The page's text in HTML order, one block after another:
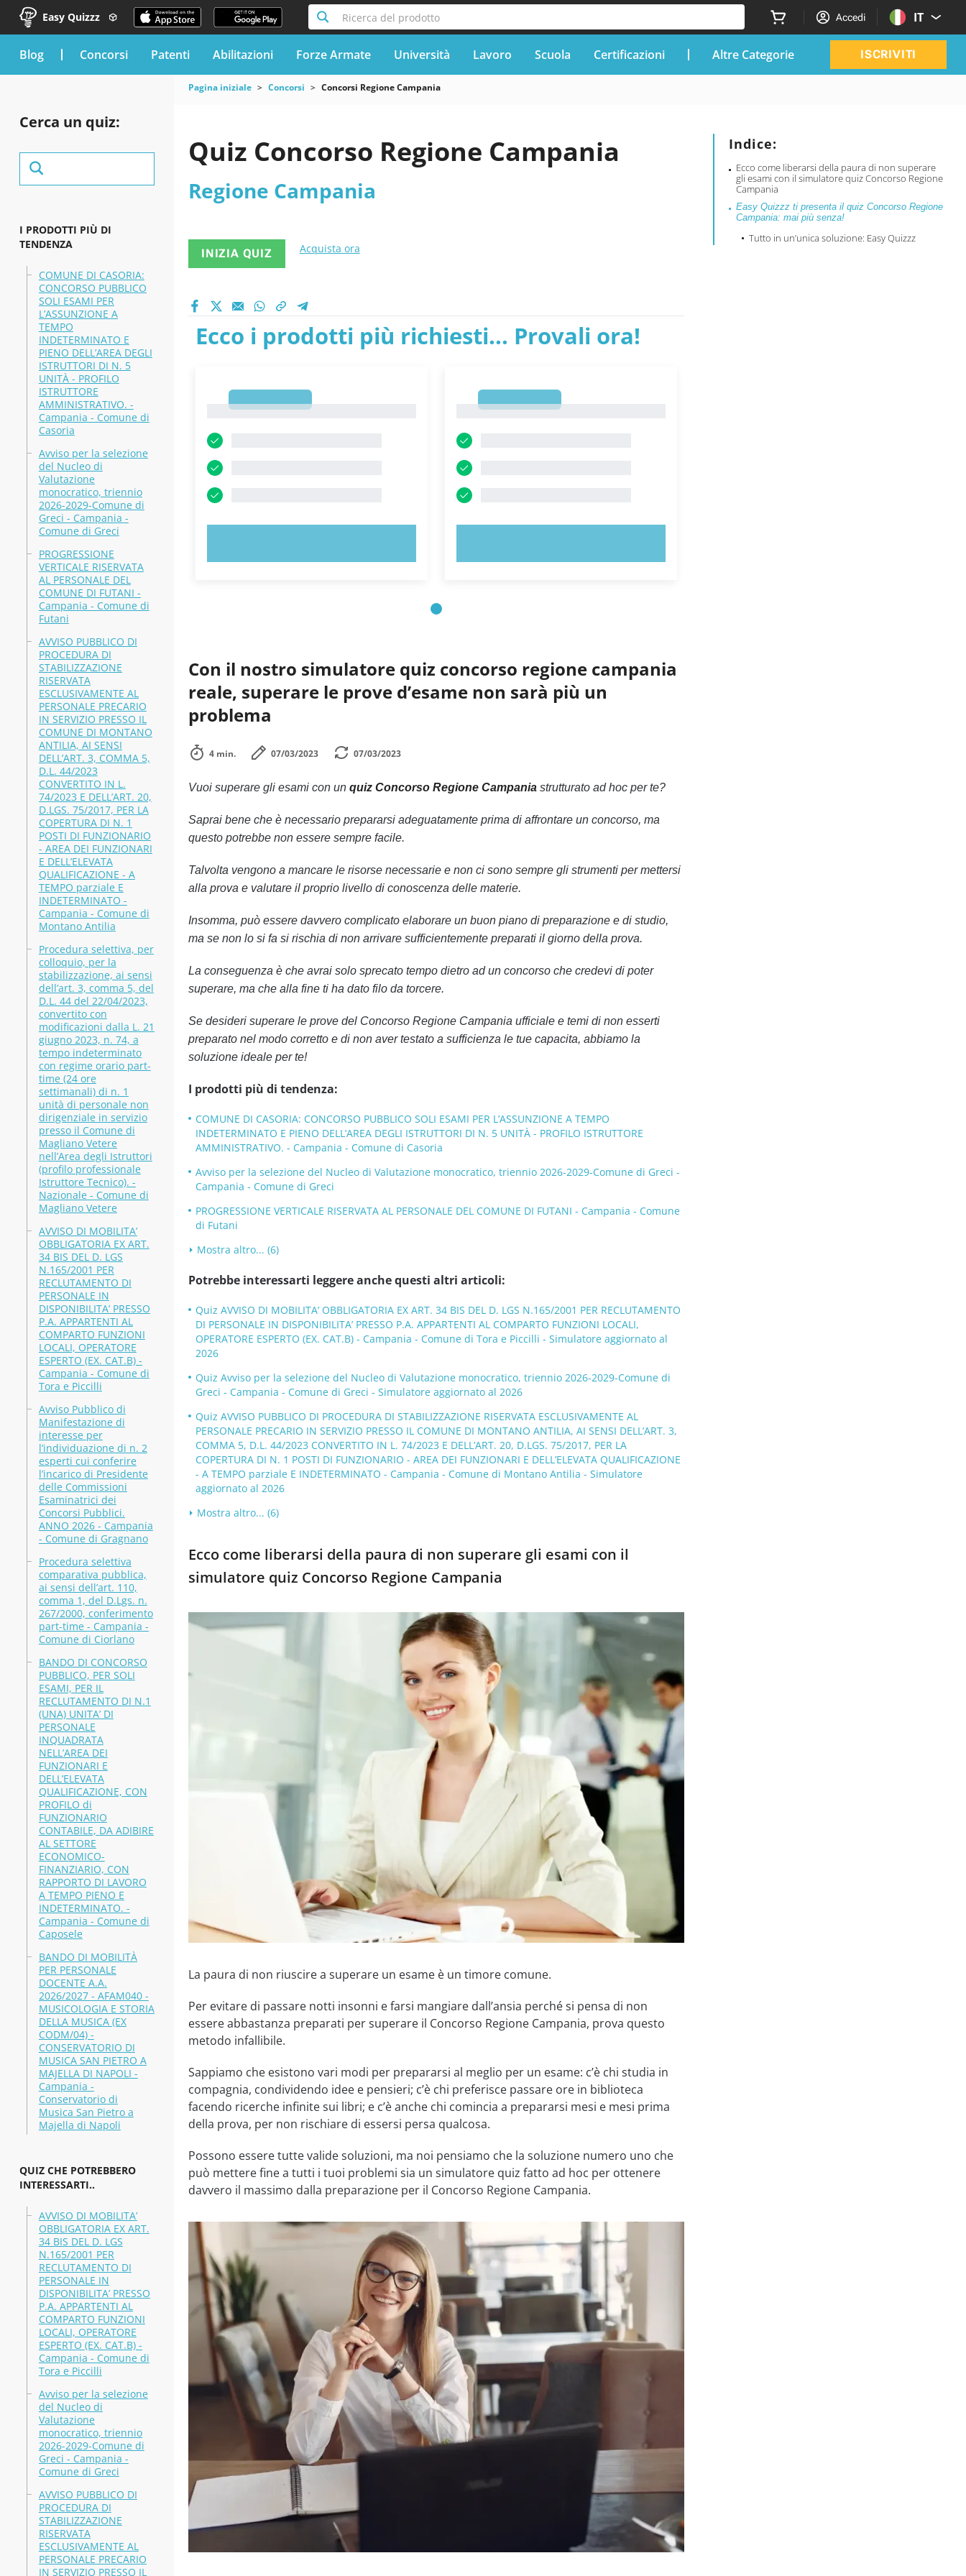
Easy Quizzz Ricerca del prodotto Accedi IT
blog Concorsi Patenti Abilitazioni Forze Armate Università Lavoro Scuola Certificazioni Altre Categorie ISCRIVITI
Cerca un quiz:
I PRODOTTI PIÙ DI
TENDENZA
COMUNE DI CASORIA:
CONCORSO PUBBLICO
SOLI ESAMI PER
L’ASSUNZIONE A
TEMPO
INDETERMINATO E
PIENO DELL’AREA DEGLI
ISTRUTTORI DI N. 5
UNITÀ - PROFILO
ISTRUTTORE
AMMINISTRATIVO. -
Campania - Comune di
Casoria
Avviso per la selezione
del Nucleo di
Valutazione
monocratico, triennio
2026-2029-Comune di
Greci - Campania -
Comune di Greci
PROGRESSIONE
VERTICALE RISERVATA
AL PERSONALE DEL
COMUNE DI FUTANI -
Campania - Comune di
Futani
AVVISO PUBBLICO DI
PROCEDURA DI
STABILIZZAZIONE
RISERVATA
ESCLUSIVAMENTE AL
PERSONALE PRECARIO
IN SERVIZIO PRESSO IL
COMUNE DI MONTANO
ANTILIA, AI SENSI
DELL’ART. 3, COMMA 5,
D.L. 44/2023
CONVERTITO IN L.
74/2023 E DELL’ART. 20,
D.LGS. 75/2017, PER LA
COPERTURA DI N. 1
POSTI DI FUNZIONARIO
- AREA DEI FUNZIONARI
E DELL’ELEVATA
QUALIFICAZIONE - A
TEMPO parziale E
INDETERMINATO -
Campania - Comune di
Montano Antilia
Procedura selettiva, per
colloquio, per la
stabilizzazione, ai sensi
dell’art. 3, comma 5, del
D.L. 44 del 22/04/2023,
convertito con
modificazioni dalla L. 21
giugno 2023, n. 74, a
tempo indeterminato
con regime orario part-
time (24 ore
settimanali) di n. 1
unità di personale non
dirigenziale in servizio
presso il Comune di
Magliano Vetere
nell’Area degli Istruttori
(profilo professionale
Istruttore Tecnico). -
Nazionale - Comune di
Magliano Vetere
AVVISO DI MOBILITA’
OBBLIGATORIA EX ART.
34 BIS DEL D. LGS
N.165/2001 PER
RECLUTAMENTO DI
PERSONALE IN
DISPONIBILITA’ PRESSO
P.A. APPARTENTI AL
COMPARTO FUNZIONI
LOCALI, OPERATORE
ESPERTO (EX. CAT.B) -
Campania - Comune di
Tora e Piccilli
Avviso Pubblico di
Manifestazione di
interesse per
l’individuazione di n. 2
esperti cui conferire
l’incarico di Presidente
delle Commissioni
Esaminatrici dei
Concorsi Pubblici.
ANNO 2026 - Campania
- Comune di Gragnano
Procedura selettiva
comparativa pubblica,
ai sensi dell’art. 110,
comma 1, del D.Lgs. n.
267/2000, conferimento
part-time - Campania -
Comune di Ciorlano
BANDO DI CONCORSO
PUBBLICO, PER SOLI
ESAMI, PER IL
RECLUTAMENTO DI N.1
(UNA) UNITA’ DI
PERSONALE
INQUADRATA
NELL’AREA DEI
FUNZIONARI E
DELL’ELEVATA
QUALIFICAZIONE, CON
PROFILO di
FUNZIONARIO
CONTABILE, DA ADIBIRE
AL SETTORE
ECONOMICO-
FINANZIARIO, CON
RAPPORTO DI LAVORO
A TEMPO PIENO E
INDETERMINATO. -
Campania - Comune di
Caposele
BANDO DI MOBILITÀ
PER PERSONALE
DOCENTE A.A.
2026/2027 - AFAM040 -
MUSICOLOGIA E STORIA
DELLA MUSICA (EX
CODM/04) -
CONSERVATORIO DI
MUSICA SAN PIETRO A
MAJELLA DI NAPOLI -
Campania -
Conservatorio di
Musica San Pietro a
Majella di Napoli
QUIZ CHE POTREBBERO
INTERESSARTI..
AVVISO DI MOBILITA’
OBBLIGATORIA EX ART.
34 BIS DEL D. LGS
N.165/2001 PER
RECLUTAMENTO DI
PERSONALE IN
DISPONIBILITA’ PRESSO
P.A. APPARTENTI AL
COMPARTO FUNZIONI
LOCALI, OPERATORE
ESPERTO (EX. CAT.B) -
Campania - Comune di
Tora e Piccilli
Avviso per la selezione
del Nucleo di
Valutazione
monocratico, triennio
2026-2029-Comune di
Greci - Campania -
Comune di Greci
AVVISO PUBBLICO DI
PROCEDURA DI
STABILIZZAZIONE
RISERVATA
ESCLUSIVAMENTE AL
PERSONALE PRECARIO
IN SERVIZIO PRESSO IL
Pagina iniziale Concorsi Concorsi Regione Campania
Indice:
Ecco come liberarsi della paura di non superare
gli esami con il simulatore quiz Concorso Regione
Campania
Easy Quizzz ti presenta il quiz Concorso Regione
Campania: mai più senza!
Tutto in un’unica soluzione: Easy Quizzz
Quiz Concorso Regione Campania
Regione Campania
INIZIA QUIZ Acquista ora
Ecco i prodotti più richiesti... Provali ora!
Con il nostro simulatore quiz concorso regione campania
reale, superare le prove d’esame non sarà più un
problema
4 min. 07/03/2023 07/03/2023
Vuoi superare gli esami con un quiz Concorso Regione Campaniastrutturato ad hoc per te?
Saprai bene che è necessario prepararsi adeguatamente prima di affrontare un concorso, ma
questo potrebbe non essere sempre facile.
Talvolta vengono a mancare le risorse necessarie e non ci sono sempre gli strumenti per mettersi
alla prova e valutare il proprio livello di conoscenza delle materie.
Insomma, può essere davvero complicato elaborare un buon piano di preparazione e di studio,
ma se non lo si fa si rischia di non arrivare sufficientemente preparati il giorno della prova.
La conseguenza è che avrai solo sprecato tempo dietro ad un concorso che credevi di poter
superare, ma che alla fine ti ha dato filo da torcere.
Se desideri superare le prove del Concorso Regione Campania ufficiale e temi di non esserti
preparato nel modo corretto e di non aver testato a sufficienza le tue capacita, abbiamo la
soluzione ideale per te!
I prodotti più di tendenza:
COMUNE DI CASORIA: CONCORSO PUBBLICO SOLI ESAMI PER L’ASSUNZIONE A TEMPO
INDETERMINATO E PIENO DELL’AREA DEGLI ISTRUTTORI DI N. 5 UNITÀ - PROFILO ISTRUTTORE
AMMINISTRATIVO. - Campania - Comune di Casoria
Avviso per la selezione del Nucleo di Valutazione monocratico, triennio 2026-2029-Comune di Greci -
Campania - Comune di Greci
PROGRESSIONE VERTICALE RISERVATA AL PERSONALE DEL COMUNE DI FUTANI - Campania - Comune
di Futani
Mostra altro... (6)
Potrebbe interessarti leggere anche questi altri articoli:
Quiz AVVISO DI MOBILITA’ OBBLIGATORIA EX ART. 34 BIS DEL D. LGS N.165/2001 PER RECLUTAMENTO
DI PERSONALE IN DISPONIBILITA’ PRESSO P.A. APPARTENTI AL COMPARTO FUNZIONI LOCALI,
OPERATORE ESPERTO (EX. CAT.B) - Campania - Comune di Tora e Piccilli - Simulatore aggiornato al
2026
Quiz Avviso per la selezione del Nucleo di Valutazione monocratico, triennio 2026-2029-Comune di
Greci - Campania - Comune di Greci - Simulatore aggiornato al 2026
Quiz AVVISO PUBBLICO DI PROCEDURA DI STABILIZZAZIONE RISERVATA ESCLUSIVAMENTE AL
PERSONALE PRECARIO IN SERVIZIO PRESSO IL COMUNE DI MONTANO ANTILIA, AI SENSI DELL’ART. 3,
COMMA 5, D.L. 44/2023 CONVERTITO IN L. 74/2023 E DELL’ART. 20, D.LGS. 75/2017, PER LA
COPERTURA DI N. 1 POSTI DI FUNZIONARIO - AREA DEI FUNZIONARI E DELL’ELEVATA QUALIFICAZIONE
- A TEMPO parziale E INDETERMINATO - Campania - Comune di Montano Antilia - Simulatore
aggiornato al 2026
Mostra altro... (6)
Ecco come liberarsi della paura di non superare gli esami con il
simulatore quiz Concorso Regione Campania
La paura di non riuscire a superare un esame è un timore comune.
Per evitare di passare notti insonni e farsi mangiare dall’ansia perché si pensa di non
essere abbastanza preparati per superare il Concorso Regione Campania, prova questo
metodo infallibile.
Sappiamo che esistono vari modi per prepararsi al meglio per un esame: c’è chi studia in
compagnia, condividendo idee e pensieri; c’è chi preferisce passare ore in biblioteca
facendo ricerche infinite sui libri; e c’è anche chi comincia a prepararsi mesi e mesi prima
della prova, per non rischiare di essersi persa qualcosa.
Possono essere tutte valide soluzioni, ma noi pensiamo che la soluzione numero uno che
può mettere fine a tutti i tuoi problemi sia un simulatore quiz fatto ad hoc per ottenere
davvero il massimo dalla preparazione per il Concorso Regione Campania.